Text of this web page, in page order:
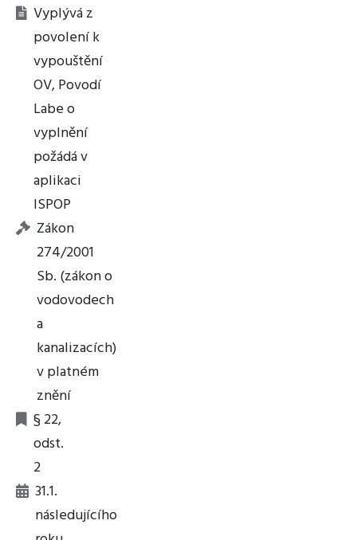
Vyplývá z
povolení k
vypouštění
OV, Povodí
Labe o
vyplnění
požádá v
aplikaci
ISPOP
Zákon
274/2001
Sb. (zákon o
vodovodech
a
kanalizacích)
v platném
znění
§ 22,
odst.
2
31.1.
následujícího